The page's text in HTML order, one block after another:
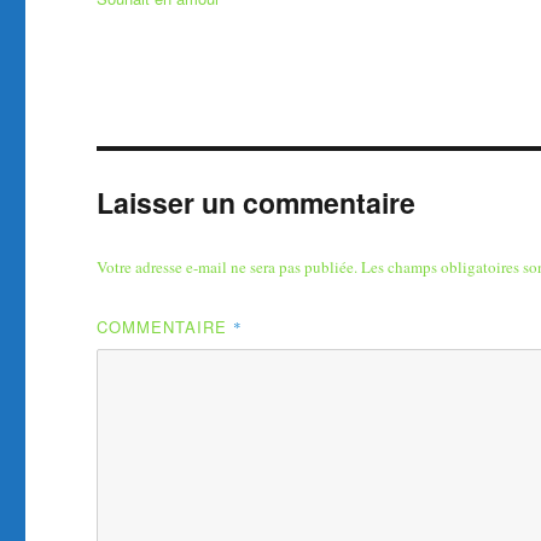
Laisser un commentaire
Votre adresse e-mail ne sera pas publiée.Les champs obligatoires
COMMENTAIRE *